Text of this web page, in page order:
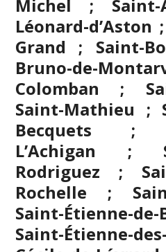
Michel ;
Léonard-d’Aston
Grand ; Saint-
Bruno-de-
Colomban ;
Saint-Mathieu ;
Becquets ;
L’Achigan ;
Rodriguez ;
Rochelle ;
Saint-Étienne-
Saint-Étienne-